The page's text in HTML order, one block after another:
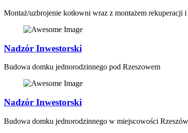
Montaż/uzbrojenie kotłowni wraz z montażem
Nadzór Inwestorski
Budowa domku jednorodzinnego pod Rzeszowem
Nadzór Inwestorski
Budowa domku jednorodzinnego w miejscowości Rzeszów